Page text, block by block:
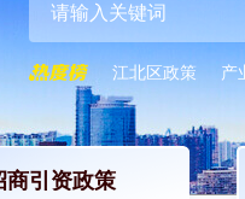
江北区政策 产
引资政策